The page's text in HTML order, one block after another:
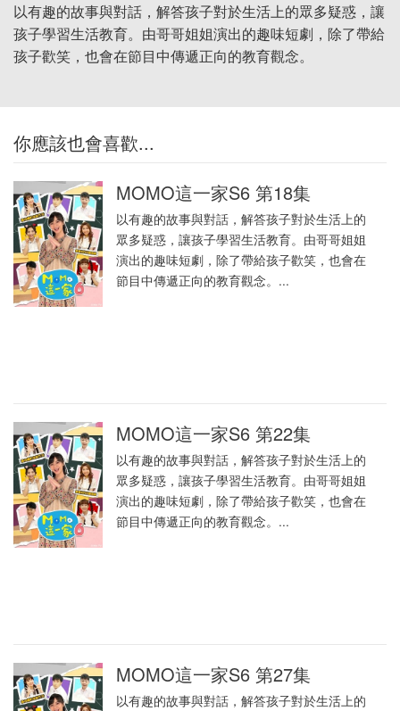
以有趣的故事與對話，解答孩子對於生活上的眾多疑惑，讓
孩子學習生活教育。由哥哥姐姐演出的趣味短劇，除了帶給
孩子歡笑，也會在節目中傳遞正向的教育觀念。
你應該也會喜歡...
MOMO這一家S6 第18集
以有趣的故事與對話，解答孩子對於生活上的
眾多疑惑，讓孩子學習生活教育。由哥哥姐姐
演出的趣味短劇，除了帶給孩子歡笑，也會在
節目中傳遞正向的教育觀念。...
MOMO這一家S6 第22集
以有趣的故事與對話，解答孩子對於生活上的
眾多疑惑，讓孩子學習生活教育。由哥哥姐姐
演出的趣味短劇，除了帶給孩子歡笑，也會在
節目中傳遞正向的教育觀念。...
MOMO這一家S6 第27集
以有趣的故事與對話，解答孩子對於生活上的